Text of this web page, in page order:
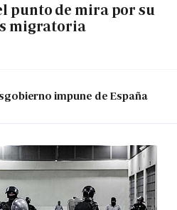
punto de mira por su
migratoria
impune de España